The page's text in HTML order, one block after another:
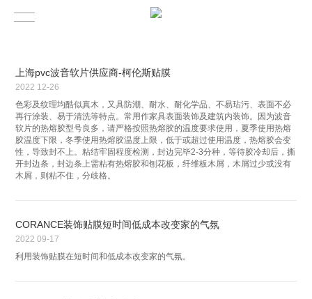
上海pvc波音软片供应商-柯伦斯贴膜
2022 12-26
色彩及纹理均酷似真木，又具防潮、耐水、耐化学品、不易玷污、表面不必
再行涂装、易于清洗等特点。常用作家具表面装饰及建筑内装饰。因为波音
软片的热熔胶型号良多，请严格按照热熔胶的温度要求使用，夏季使用热熔
胶温度下限，冬季使用热熔胶温度上限，低于或超过使用温度，热熔胶会变
性，导致封不上。粘结牢固程度检测，封边完毕2-3分种，等待胶冷却后，撕
开封边条，封边条上需粘有热熔胶和刨花板，纤维板木屑，木屑过少或没有
木屑，则粘不住，分歧格。
CORANCE装饰贴膜短时间低成本改变家的气氛
2022 09-17
利用装饰贴膜在短时间和低成本改变家的气氛。